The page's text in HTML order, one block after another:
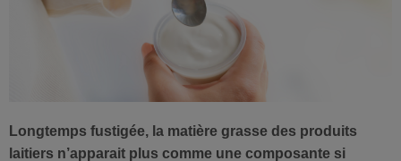
Longtemps fustigée, la matière grasse des produits
laitiers n’apparait plus comme une composante si